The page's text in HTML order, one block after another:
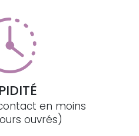
en moins
ouvrés)